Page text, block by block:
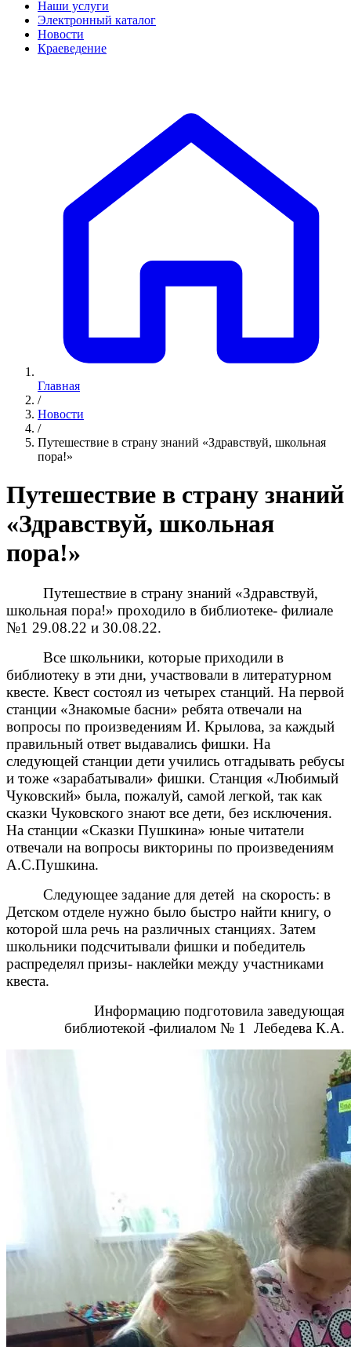
Наши услуги
Электронный каталог
Новости
Краеведение
Главная
/
Новости
/
Путешествие в страну знаний «Здравствуй, школьная
пора!»
Путешествие в страну знаний
«Здравствуй, школьная
пора!»
Путешествие в страну знаний «Здравствуй,
школьная пора!» проходило в библиотеке- филиале
№1 29.08.22 и 30.08.22.
Все школьники, которые приходили в
библиотеку в эти дни, участвовали в литературном
квесте. Квест состоял из четырех станций. На первой
станции «Знакомые басни» ребята отвечали на
вопросы по произведениям И. Крылова, за каждый
правильный ответ выдавались фишки. На
следующей станции дети учились отгадывать ребусы
и тоже «зарабатывали» фишки. Станция «Любимый
Чуковский» была, пожалуй, самой легкой, так как
сказки Чуковского знают все дети, без исключения.
На станции «Сказки Пушкина» юные читатели
отвечали на вопросы викторины по произведениям
А.С.Пушкина.
Следующее задание для детей на скорость: в
Детском отделе нужно было быстро найти книгу, о
которой шла речь на различных станциях. Затем
школьники подсчитывали фишки и победитель
распределял призы- наклейки между участниками
квеста.
Информацию подготовила заведующая
библиотекой -филиалом № 1 Лебедева К.А.